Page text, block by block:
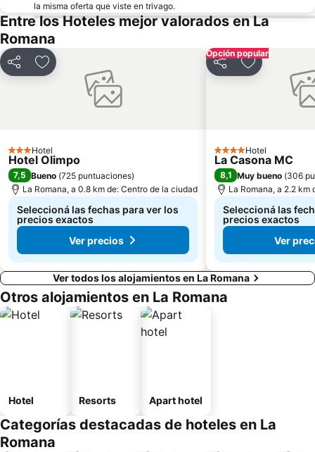
la misma oferta que viste en trivago.
Entre los Hoteles mejor valorados en La
Romana
CompartirAñadir a favoritos
3 Estrellas
Hotel
Hotel Olimpo
7,5 Bueno (725 puntuaciones)
La Romana, a 0.8 km de: Centro de la ciudad
Seleccioná las fechas para ver los
precios exactos
Ver precios
Opción popular
CompartirAñadir a
4 Estrellas
Hotel
La Casona MC
8,1 Muy bueno (306
La Romana, a 2.2 km
Seleccioná las
precios exactos
Ver
Ver todos los alojamientos en La Romana
Otros alojamientos en La Romana
Hotel Resorts Apart hotel
Categorías destacadas de hoteles en La
Romana